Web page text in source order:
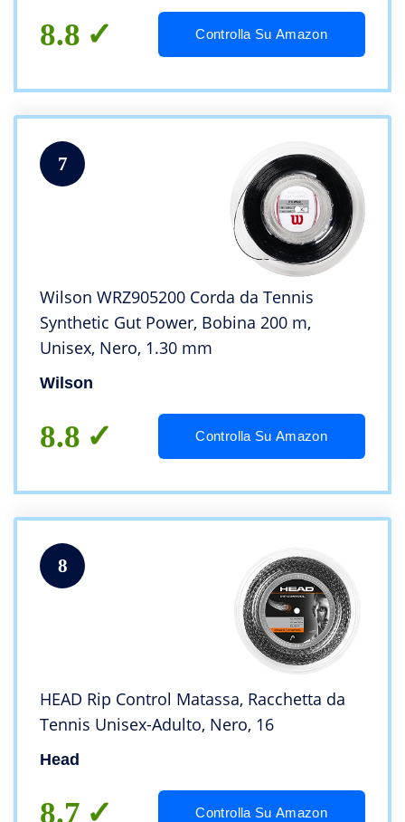
8.8 Controlla Su Amazon
7
Wilson WRZ905200 Corda da Tennis
Synthetic Gut Power, Bobina 200 m,
Unisex, Nero, 1.30 mm
Wilson
8.8 Controlla Su Amazon
8
HEAD Rip Control Matassa, Racchetta da
Tennis Unisex-Adulto, Nero, 16
Head
8.7 Controlla Su Amazon